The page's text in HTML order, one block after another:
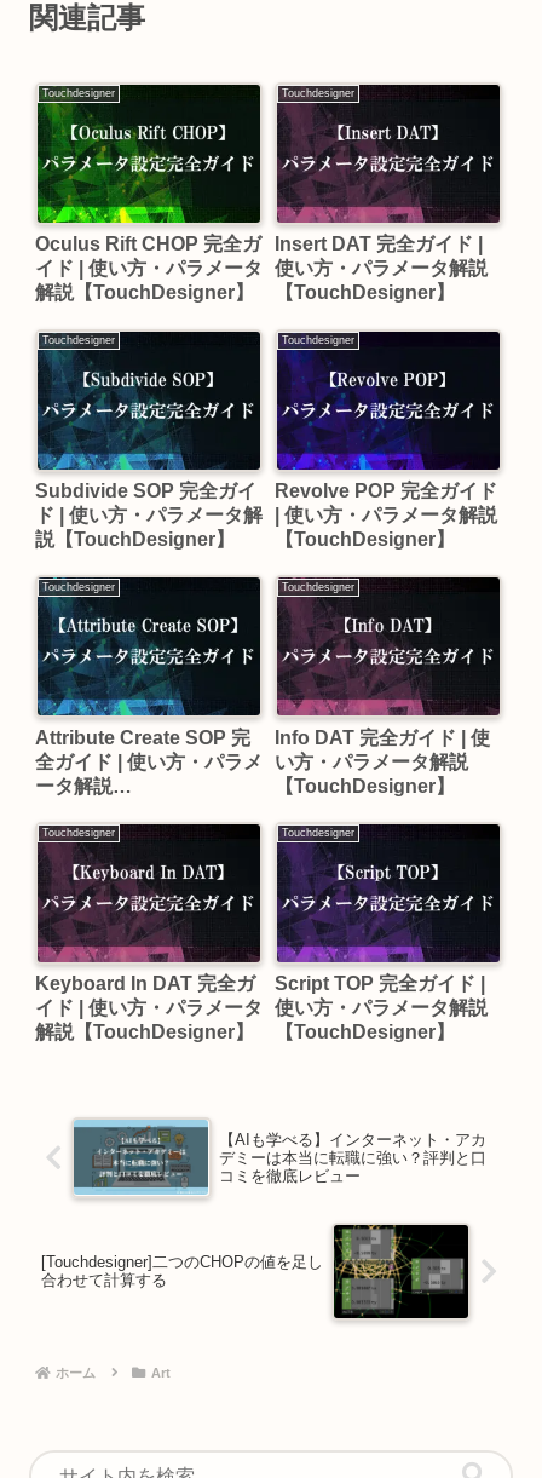
関連記事
Touchdesigner
Oculus Rift CHOP 完全ガ
イド | 使い方・パラメータ
解説【TouchDesigner】
Touchdesigner
Insert DAT 完全ガイド |
使い方・パラメータ解説
【TouchDesigner】
Touchdesigner
Subdivide SOP 完全ガイ
ド | 使い方・パラメータ解
説【TouchDesigner】
Touchdesigner
Revolve POP 完全ガイド
| 使い方・パラメータ解説
【TouchDesigner】
Touchdesigner
Attribute Create SOP 完
全ガイド | 使い方・パラメ
ータ解説
Touchdesigner
Info DAT 完全ガイド | 使
い方・パラメータ解説
【TouchDesigner】
Touchdesigner
Keyboard In DAT 完全ガ
イド | 使い方・パラメータ
解説【TouchDesigner】
Touchdesigner
Script TOP 完全ガイド |
使い方・パラメータ解説
【TouchDesigner】
【AIも学べる】インターネット・アカ
デミーは本当に転職に強い？評判と口
コミを徹底レビュー
[Touchdesigner]二つのCHOPの値を足し
合わせて計算する
ホーム Art